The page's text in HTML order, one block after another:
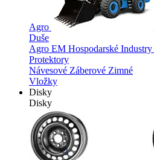
Agro
Duše
Agro EM Hospodarské Industry
Protektory
Návesové Záberové Zimné
Vložky
Disky
Disky